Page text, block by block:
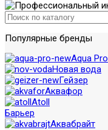
Популярные бренды
Aqua Pro
Новая вода
Гейзер
Аквафор
Atoll
Барьер
Аквабрайт